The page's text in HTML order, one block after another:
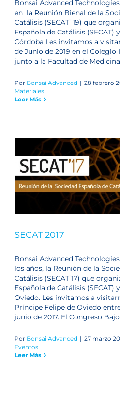
Bonsai Advanced
en la Reunión Bienal de la
Catálisis (SECAT’ 19) que
Española de Catálisis (SECAT)
Córdoba Les invitamos a
de Junio de 2019 en el Colegio
junto a la Facultad de Medicina
Por Bonsai Advanced | 28 febrero
Materiales
Leer Más
SECAT 2017
Bonsai Advanced
los años, la Reunión de la
Catálisis (SECAT’17) que
Española de Catálisis (SECAT)
Oviedo. Les invitamos a
Príncipe Felipe de Oviedo
junio de 2017. El Congreso Bajo
Por Bonsai Advanced | 27 marzo
Eventos
Leer Más